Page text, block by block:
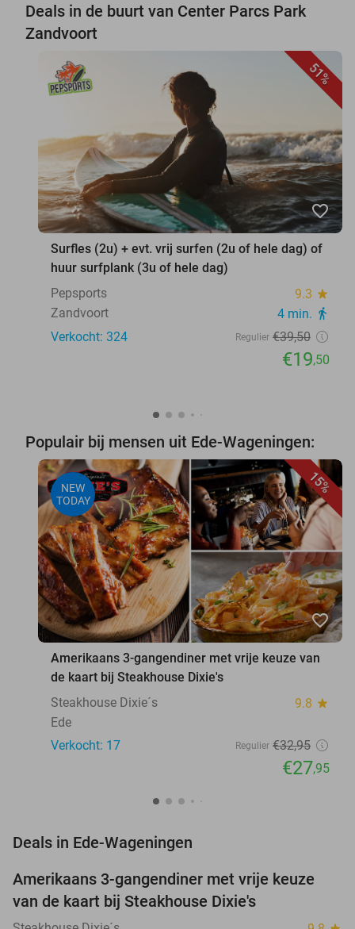
Deals in de buurt van Center Parcs Park
Zandvoort
51%
favorite_border
Surfles (2u) + evt. vrij surfen (2u of hele dag) of
huur surfplank (3u of hele dag)
Pepsports
9.3 star
Zandvoort 4 min. directions_walk
Verkocht: 324 Regulier €39,50
€19,50
Populair bij mensen uit Ede-Wageningen:
15%
NEW
TODAY
favorite_border
Amerikaans 3-gangendiner met vrije keuze van
de kaart bij Steakhouse Dixie's
Steakhouse Dixie´s
9.8 star
Ede
Verkocht: 17
Regulier €32,95
€27,95
Deals in Ede-Wageningen
15%
TODAY
Amerikaans 3-gangendiner met vrije keuze
van de kaart bij Steakhouse Dixie's